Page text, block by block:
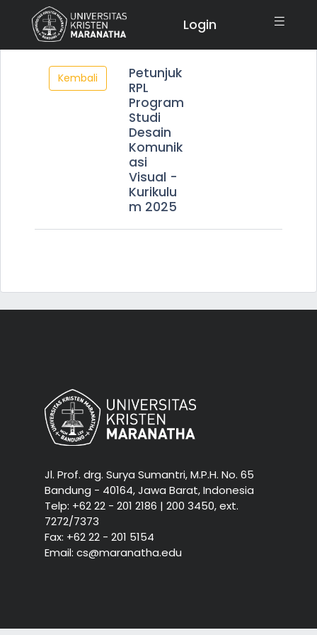
Login
Kembali
Petunjuk
RPL
Program
Studi
Desain
Komunik
asi
Visual -
Kurikulu
m 2025
Jl. Prof. drg. Surya Sumantri, M.P.H. No. 65
Bandung - 40164, Jawa Barat, Indonesia
Telp: +62 22 - 201 2186 | 200 3450, ext.
7272/7373
Fax: +62 22 - 201 5154
Email: cs@maranatha.edu